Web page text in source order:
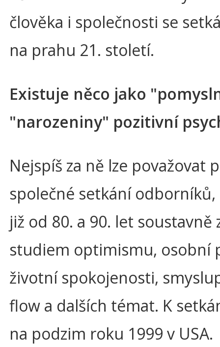
člověka i společnosti se
na prahu 21. století.
Existuje něco jako
"narozeniny" pozitivní
Nejspíš za ně lze považovat
společné setkání
již od 80. a 90. let soustavně
studiem optimismu, osobní
životní spokojenosti,
flow a dalších témat. K
na podzim roku 1999 v USA.